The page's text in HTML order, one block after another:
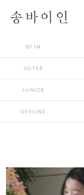
BY IN
OUTER
JUNIOR
OFFLINE